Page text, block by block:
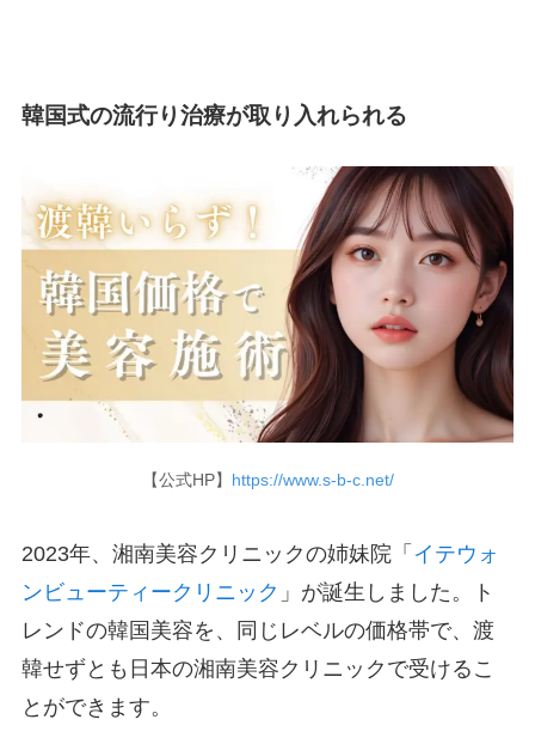
韓国式の流行り治療が取り入れられる
【公式HP】 https://www.s-b-c.net/
2023年、湘南美容クリニックの姉妹院「 イテウォ
ンビューティークリニック 」が誕生しました。ト
レンドの韓国美容を、同じレベルの価格帯で、渡
韓せずとも日本の湘南美容クリニックで受けるこ
とができます。